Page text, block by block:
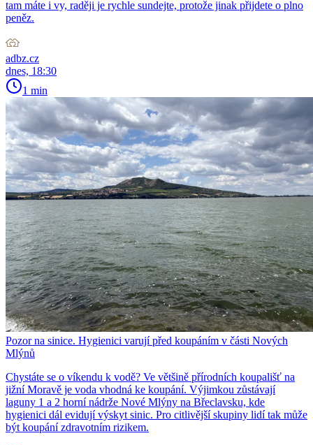
tam máte i vy, raději je rychle sundejte, protože jinak přijdete o plno
peněz.
adbz.cz
dnes, 18:30
1 min
Pozor na sinice. Hygienici varují před koupáním v části Nových
Mlýnů
Chystáte se o víkendu k vodě? Ve většině přírodních koupališť na
jižní Moravě je voda vhodná ke koupání. Výjimkou zůstávají
laguny 1 a 2 horní nádrže Nové Mlýny na Břeclavsku, kde
hygienici dál evidují výskyt sinic. Pro citlivější skupiny lidí tak může
být koupání zdravotním rizikem.